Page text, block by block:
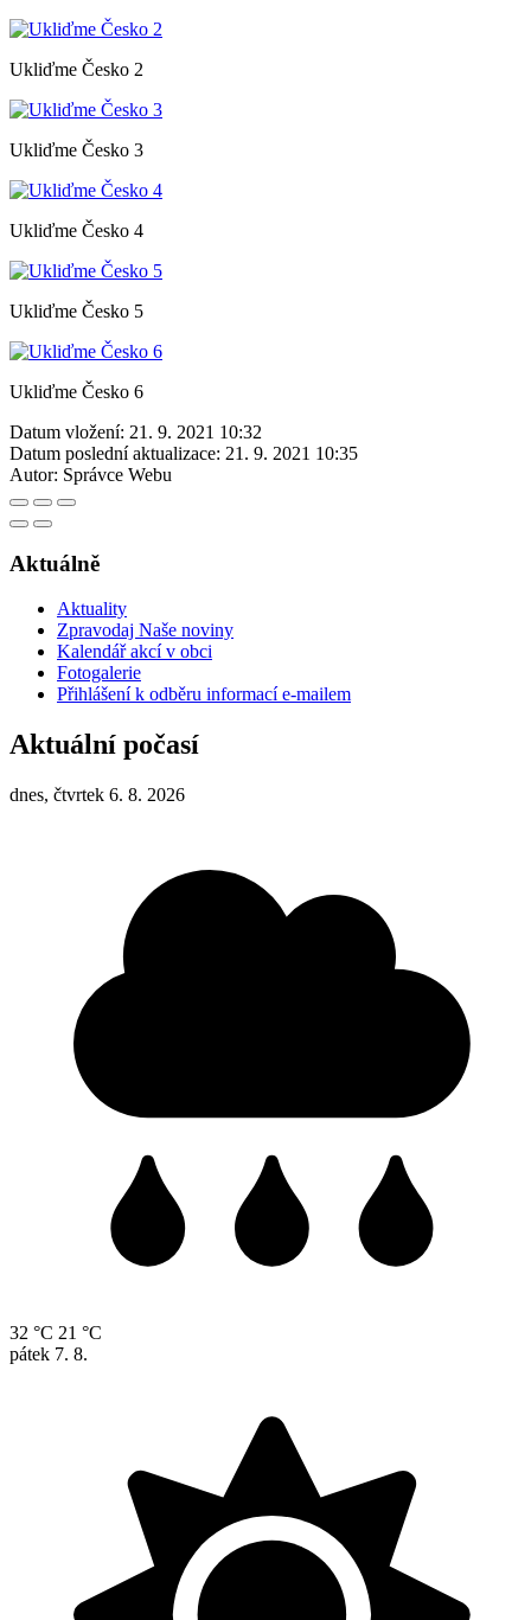
Ukliďme Česko 2
Ukliďme Česko 3
Ukliďme Česko 4
Ukliďme Česko 5
Ukliďme Česko 6
Datum vložení: 21. 9. 2021 10:32
Datum poslední aktualizace: 21. 9. 2021 10:35
Autor: Správce Webu
Aktuálně
Aktuality
Zpravodaj Naše noviny
Kalendář akcí v obci
Fotogalerie
Přihlášení k odběru informací e-mailem
Aktuální počasí
dnes, čtvrtek 6. 8. 2026
32 °C 21 °C
pátek 7. 8.